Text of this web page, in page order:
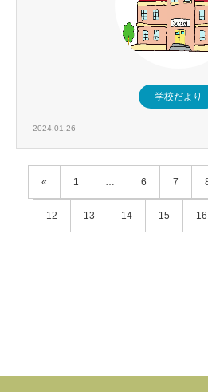
学校だより
2024.01.26
« 1 … 6 7
12 13 14 15 16